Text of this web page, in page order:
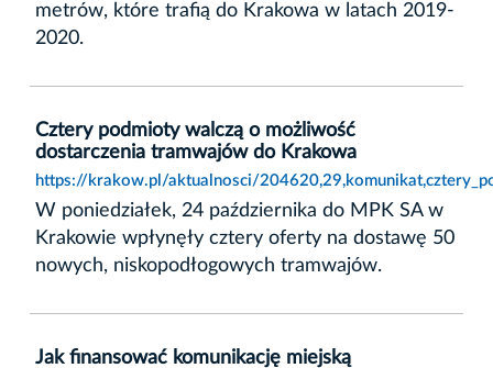
metrów, które trafią do Krakowa w latach 2019-
2020.
Cztery podmioty walczą o możliwość
dostarczenia tramwajów do Krakowa
https://krakow.pl/aktualnosci/
W poniedziałek, 24 października do MPK SA w
Krakowie wpłynęły cztery oferty na dostawę 50
nowych, niskopodłogowych tramwajów.
Jak finansować komunikację miejską